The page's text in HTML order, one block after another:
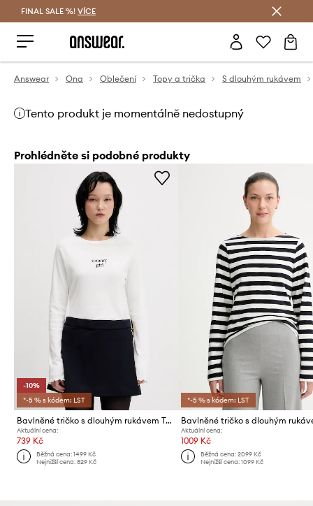
FINAL SALE %! VÍCE
Answear Ona Oblečení Topy a trička S dlouhým rukávem
Tento produkt je momentálně nedostupný
Prohlédněte si podobné produkty
-10%
*-5 % s kódem: LST
Bavlněné tričko s dlouhým rukávem Tommy Jeans
Aktuální cena:
739 Kč
Běžná cena:1499 Kč
Nejnižší cena:829 Kč
*-5 % s kódem: LST
Aktuální cena:
1009 Kč
Běžná cena: 2099 Kč
Nejnižší cena: 1099 Kč